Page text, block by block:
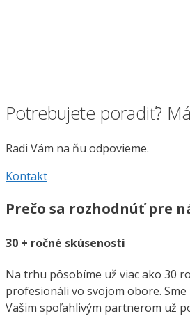
Potrebujete poradiť?
Radi Vám na ňu odpovieme.
Kontakt
Prečo sa rozhodnúť pre
30 + ročné skúsenosti
Na trhu pôsobíme už viac ako 30
profesionáli vo svojom obore.
Vašim spoľahlivým partnerom už